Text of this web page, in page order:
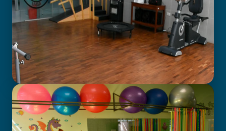
GABINETE DE FISIOTERAPIA